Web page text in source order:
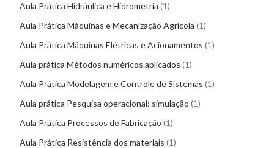
Aula Prática Hidráulica e Hidrometria 1
Aula Prática Máquinas e Mecanização Agrícola 1
Aula Prática Máquinas Elétricas e Acionamentos 1
Aula prática Métodos numéricos aplicados 1
Aula Prática Modelagem e Controle de Sistemas 1
Aula prática Pesquisa operacional: simulação 1
Aula Prática Processos de Fabricação 1
Aula Prática Resistência dos materiais 1